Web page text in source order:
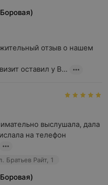
отзыв о нашем
оставил у В...
выслушала, дала
на телефон
Братьев Райт, 1